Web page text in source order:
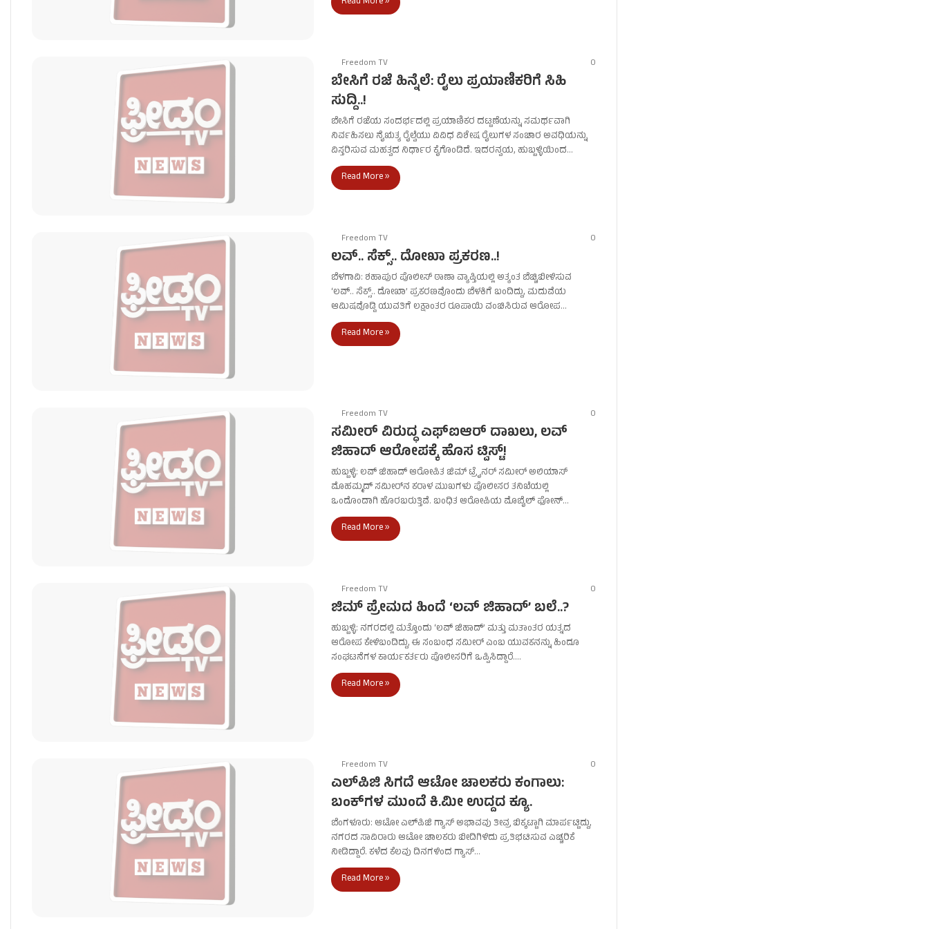
Freedom TV 0
ಬೇಸಿಗೆ ರಜೆ ಹಿನ್ನೆಲೆ: ರೈಲು ಪ್ರಯಾಣಿಕರಿಗೆ ಸಿಹಿ
ಸುದ್ದಿ..!
ಬೇಸಿಗೆ ರಜೆಯ ಸಂದರ್ಭದಲ್ಲಿ ಪ್ರಯಾಣಿಕರ ದಟ್ಟಣೆಯನ್ನು ಸಮರ್ಥವಾಗಿ
ನಿರ್ವಹಿಸಲು ನೈಋತ್ಯ ರೈಲ್ವೆಯು ವಿವಿಧ ವಿಶೇಷ ರೈಲುಗಳ ಸಂಚಾರ ಅವಧಿಯನ್ನು
ವಿಸ್ತರಿಸುವ ಮಹತ್ವದ ನಿರ್ಧಾರ ಕೈಗೊಂಡಿದೆ. ಇದರನ್ವಯ, ಹುಬ್ಬಳ್ಳಿಯಿಂದ…
Read More »
Freedom TV 0
ಲವ್.. ಸೆಕ್ಸ್.. ದೋಖಾ ಪ್ರಕರಣ..!
ಬೆಳಗಾವಿ: ಶಹಾಪುರ ಪೊಲೀಸ್ ಠಾಣಾ ವ್ಯಾಪ್ತಿಯಲ್ಲಿ ಅತ್ಯಂತ ಬೆಚ್ಚಿಬೀಳಿಸುವ
‘ಲವ್.. ಸೆಕ್ಸ್.. ದೋಖಾ’ ಪ್ರಕರಣವೊಂದು ಬೆಳಕಿಗೆ ಬಂದಿದ್ದು, ಮದುವೆಯ
ಆಮಿಷವೊಡ್ಡಿ ಯುವತಿಗೆ ಲಕ್ಷಾಂತರ ರೂಪಾಯಿ ವಂಚಿಸಿರುವ ಆರೋಪ…
Read More »
Freedom TV 0
ಸಮೀರ್ ವಿರುದ್ಧ ಎಫ್‌ಐಆರ್ ದಾಖಲು, ಲವ್
ಜಿಹಾದ್ ಆರೋಪಕ್ಕೆ ಹೊಸ ಟ್ವಿಸ್ಟ್!
ಹುಬ್ಬಳ್ಳಿ: ಲವ್ ಜಿಹಾದ್ ಆರೋಪಿತ ಜಿಮ್ ಟ್ರೈನರ್ ಸಮೀರ್ ಅಲಿಯಾಸ್
ಮೊಹಮ್ಮದ್ ಸಮೀರ್‌ನ ಕರಾಳ ಮುಖಗಳು ಪೊಲೀಸರ ತನಿಖೆಯಲ್ಲಿ
ಒಂದೊಂದಾಗಿ ಹೊರಬರುತ್ತಿವೆ. ಬಂಧಿತ ಆರೋಪಿಯ ಮೊಬೈಲ್ ಫೋನ್…
Read More »
Freedom TV 0
ಜಿಮ್ ಪ್ರೇಮದ ಹಿಂದೆ ‘ಲವ್ ಜಿಹಾದ್’ ಬಲೆ..?
ಹುಬ್ಬಳ್ಳಿ: ನಗರದಲ್ಲಿ ಮತ್ತೊಂದು ‘ಲವ್ ಜಿಹಾದ್’ ಮತ್ತು ಮತಾಂತರ ಯತ್ನದ
ಆರೋಪ ಕೇಳಿಬಂದಿದ್ದು, ಈ ಸಂಬಂಧ ಸಮೀರ್ ಎಂಬ ಯುವಕನನ್ನು ಹಿಂದೂ
ಸಂಘಟನೆಗಳ ಕಾರ್ಯಕರ್ತರು ಪೊಲೀಸರಿಗೆ ಒಪ್ಪಿಸಿದ್ದಾರೆ.…
Read More »
Freedom TV 0
ಎಲ್‌ಪಿಜಿ ಸಿಗದೆ ಆಟೋ ಚಾಲಕರು ಕಂಗಾಲು:
ಬಂಕ್‌ಗಳ ಮುಂದೆ ಕಿ.ಮೀ ಉದ್ದದ ಕ್ಯೂ.
ಬೆಂಗಳೂರು: ಆಟೋ ಎಲ್‌ಪಿಜಿ ಗ್ಯಾಸ್ ಅಭಾವವು ತೀವ್ರ ಬಿಕ್ಕಟ್ಟಾಗಿ ಮಾರ್ಪಟ್ಟಿದ್ದು,
ನಗರದ ಸಾವಿರಾರು ಆಟೋ ಚಾಲಕರು ಬೀದಿಗಿಳಿದು ಪ್ರತಿಭಟಿಸುವ ಎಚ್ಚರಿಕೆ
ನೀಡಿದ್ದಾರೆ. ಕಳೆದ ಕೆಲವು ದಿನಗಳಿಂದ ಗ್ಯಾಸ್…
Read More »